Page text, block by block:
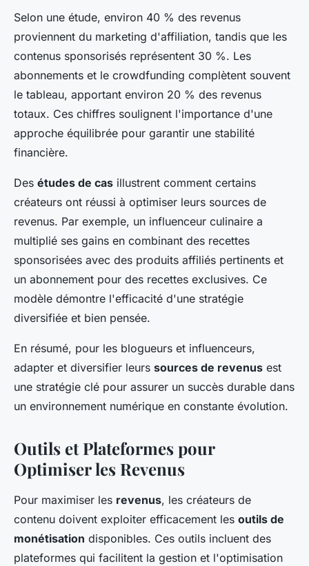
Selon une étude, environ 40 % des revenus
proviennent du marketing d'affiliation, tandis que les
contenus sponsorisés représentent 30 %. Les
abonnements et le crowdfunding complètent souvent
le tableau, apportant environ 20 % des revenus
totaux. Ces chiffres soulignent l'importance d'une
approche équilibrée pour garantir une stabilité
financière.
Des études de cas illustrent comment certains
créateurs ont réussi à optimiser leurs sources de
revenus. Par exemple, un influenceur culinaire a
multiplié ses gains en combinant des recettes
sponsorisées avec des produits affiliés pertinents et
un abonnement pour des recettes exclusives. Ce
modèle démontre l'efficacité d'une stratégie
diversifiée et bien pensée.
En résumé, pour les blogueurs et influenceurs,
adapter et diversifier leurs sources de revenus est
une stratégie clé pour assurer un succès durable dans
un environnement numérique en constante évolution.
Outils et Plateformes pour
Optimiser les Revenus
Pour maximiser les revenus, les créateurs de
contenu doivent exploiter efficacement les outils de
monétisation disponibles. Ces outils incluent des
plateformes qui facilitent la gestion et l'optimisation